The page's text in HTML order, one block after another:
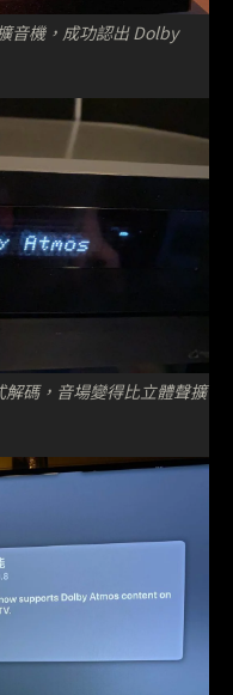
音機，成功認出 Dolby
解碼，音場變得比立體聲擴